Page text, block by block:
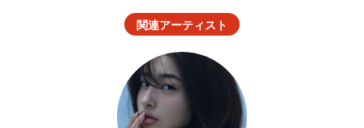
関連アーティスト